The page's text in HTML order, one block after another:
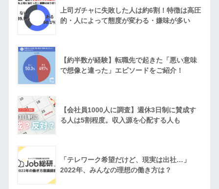
上司ガチャに失敗した人は約6割！特徴は高圧
的・人によって態度が変わる・嫌味が多い
【約半数が経験】転職先で起きた「悪い意味
で想像と違った」エピソードをご紹介！
【会社員1000人に調査】週休3日制に賛成す
る人は5割程度。収入源を心配する人も
「テレワーク希望だけど、現実は出社…」
2022年、みんなの理想の働き方は？